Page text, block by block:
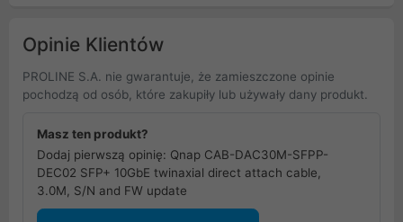
Opinie Klientów
PROLINE S.A. nie gwarantuje, że zamieszczone opinie
pochodzą od osób, które zakupiły lub używały dany produkt.
Masz ten produkt?
Dodaj pierwszą opinię: Qnap CAB-DAC30M-SFPP-
DEC02 SFP+ 10GbE twinaxial direct attach cable,
3.0M, S/N and FW update